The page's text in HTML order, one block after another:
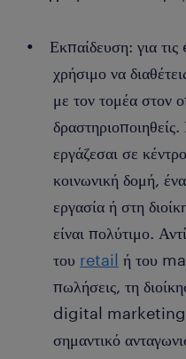
Εκπαίδευση: για
χρήσιμο να
με τον τομέα στον
εργάζεσαι σε
κοινωνική δομή,
εργασία ή στη
είναι πολύτιμο.
του retail ή του
πωλήσεις, τη
digital marketing
σημαντικό